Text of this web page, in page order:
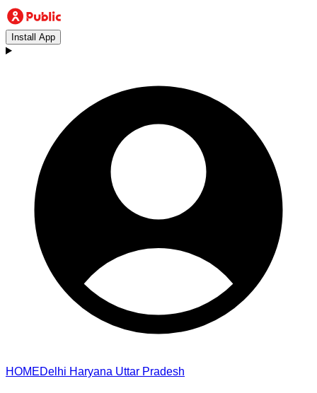
Install App
HOMEDelhi Haryana Uttar Pradesh